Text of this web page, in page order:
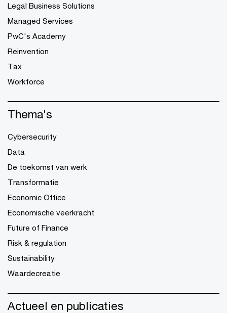
Legal Business Solutions
Managed Services
PwC's Academy
Reinvention
Tax
Workforce
Thema's
Cybersecurity
Data
De toekomst van werk
Transformatie
Economic Office
Economische veerkracht
Future of Finance
Risk & regulation
Sustainability
Waardecreatie
Actueel en publicaties